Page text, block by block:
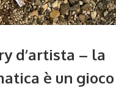
d’artista – la
è un gioco